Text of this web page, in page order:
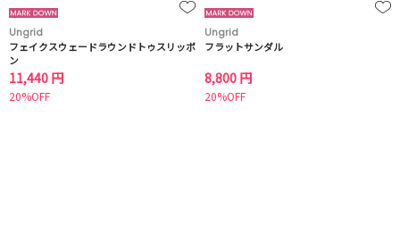
Ungrid
フェイクスウェードラウンドトゥスリッポ
ン
11,440 円
20%OFF
Ungrid
フラットサンダル
8,800 円
20%OFF